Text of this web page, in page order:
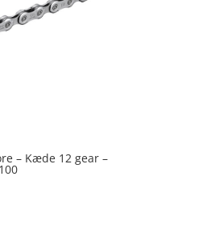
– Kæde 12 gear –